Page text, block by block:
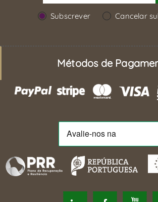
Subscrever Cancelar
Métodos de